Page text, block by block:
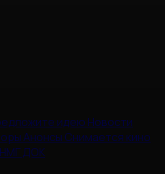
идею Новости
Анонсы Снимается кино
ДОК